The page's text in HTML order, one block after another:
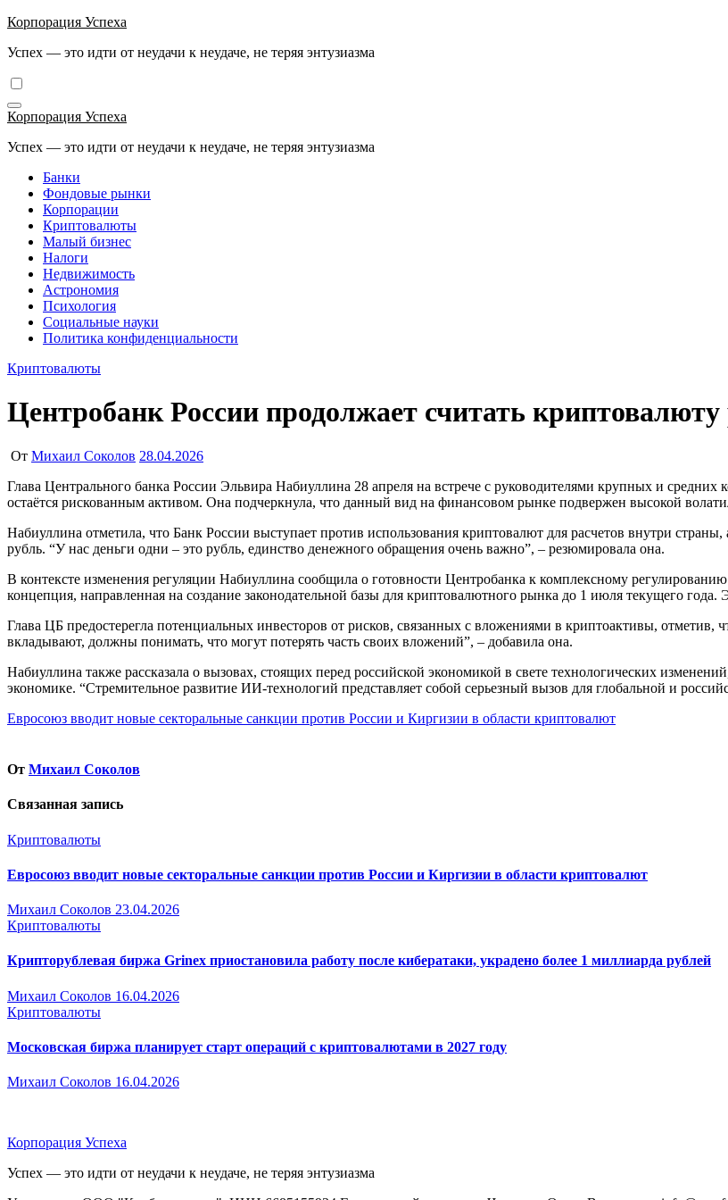
Перейти
содержимому
Корпорация Успеха
Успех — это идти от неудачи к неудаче, не теряя энтузиазма
Корпорация Успеха
Успех — это идти от неудачи к неудаче, не теряя энтузиазма
Банки
Фондовые рынки
Корпорации
Криптовалюты
Малый бизнес
Налоги
Недвижимость
Астрономия
Психология
Социальные науки
Политика конфиденциальности
Криптовалюты
Центробанк России продолжает считать
От Михаил Соколов 28.04.2026
Глава Центрального банка России Эльвира Набиуллина 28 апреля на встрече с руководителями крупных и средних компаний подтвердила позицию регулятора о том, что криптовалюта
остаётся рискованным активом. Она подчеркнула, что данный вид на финансовом рынке подвержен высокой
Набиуллина отметила, что Банк России выступает против использования криптовалют для расчетов внутри
рубль. “У нас деньги одни – это рубль, единство денежного обращения очень важно”, – резюмировала она.
В контексте изменения регуляции Набиуллина сообщила о готовности Центробанка к комплексному
концепция, направленная на создание законодательной базы для криптовалютного рынка до 1 июля текущего
Глава ЦБ предостерегла потенциальных инвесторов от рисков, связанных с вложениями в криптоактивы,
вкладывают, должны понимать, что могут потерять часть своих вложений”, – добавила она.
Набиуллина также рассказала о вызовах, стоящих перед российской экономикой в свете технологических
экономике. “Стремительное развитие ИИ-технологий представляет собой серьезный вызов для глобальной и
Навигация
записям
Евросоюз вводит новые секторальные санкции против России и Киргизии в области криптовалют
От Михаил Соколов
Связанная запись
Криптовалюты
Евросоюз вводит новые секторальные санкции против России и Киргизии в области криптовалют
Михаил Соколов 23.04.2026
Криптовалюты
Крипторублевая биржа Grinex приостановила работу после кибератаки, украдено более 1 миллиарда рублей
Михаил Соколов 16.04.2026
Криптовалюты
Московская биржа планирует старт операций с криптовалютами в 2027 году
Михаил Соколов 16.04.2026
Корпорация Успеха
Успех — это идти от неудачи к неудаче, не теряя энтузиазма